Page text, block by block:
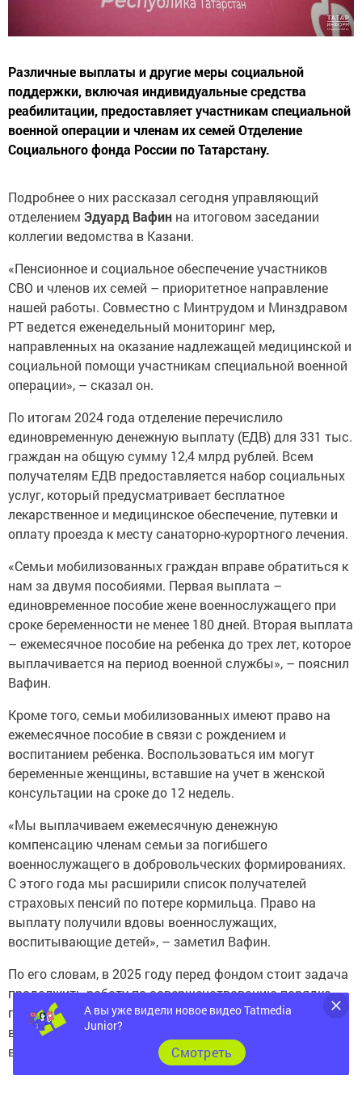
Различные выплаты и другие меры социальной
поддержки, включая индивидуальные средства
реабилитации, предоставляет участникам специальной
военной операции и членам их семей Отделение
Социального фонда России по Татарстану.
Подробнее о них рассказал сегодня управляющий
отделением Эдуард Вафин на итоговом заседании
коллегии ведомства в Казани.
«Пенсионное и социальное обеспечение участников
СВО и членов их семей – приоритетное направление
нашей работы. Совместно с Минтрудом и Минздравом
РТ ведется еженедельный мониторинг мер,
направленных на оказание надлежащей медицинской и
социальной помощи участникам специальной военной
операции», – сказал он.
По итогам 2024 года отделение перечислило
единовременную денежную выплату (ЕДВ) для 331 тыс.
граждан на общую сумму 12,4 млрд рублей. Всем
получателям ЕДВ предоставляется набор социальных
услуг, который предусматривает бесплатное
лекарственное и медицинское обеспечение, путевки и
оплату проезда к месту санаторно-курортного лечения.
«Семьи мобилизованных граждан вправе обратиться к
нам за двумя пособиями. Первая выплата –
единовременное пособие жене военнослужащего при
сроке беременности не менее 180 дней. Вторая выплата
– ежемесячное пособие на ребенка до трех лет, которое
выплачивается на период военной службы», – пояснил
Вафин.
Кроме того, семьи мобилизованных имеют право на
ежемесячное пособие в связи с рождением и
воспитанием ребенка. Воспользоваться им могут
беременные женщины, вставшие на учет в женской
консультации на сроке до 12 недель.
«Мы выплачиваем ежемесячную денежную
компенсацию членам семьи за погибшего
военнослужащего в добровольческих формированиях.
С этого года мы расширили список получателей
страховых пенсий по потере кормильца. Право на
выплату получили вдовы военнослужащих,
воспитывающие детей», – заметил Вафин.
По его словам, в 2025 году перед фондом стоит задача
продолжить работу по совершенствованию порядка
предоставления социального обеспечения
военнослужащим, инвалидам и ветеранам, включая
ветеранов СВО.
А вы уже видели новое видео Tatmedia
Junior?
Cмотреть